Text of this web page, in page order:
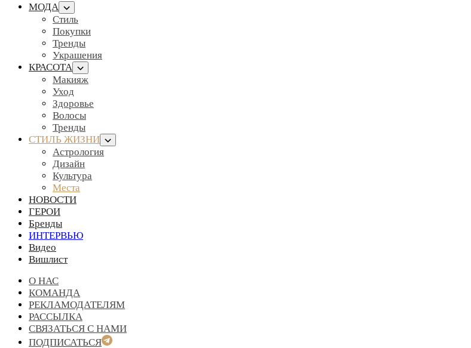
МОДА
Стиль
Покупки
Тренды
Украшения
КРАСОТА
Макияж
Уход
Здоровье
Волосы
Тренды
СТИЛЬ ЖИЗНИ
Астрология
Дизайн
Культура
Места
НОВОСТИ
ГЕРОИ
Бренды
ИНТЕРВЬЮ
Видео
Вишлист
О НАС
КОМАНДА
РЕКЛАМОДАТЕЛЯМ
РАССЫЛКА
СВЯЗАТЬСЯ С НАМИ
ПОДПИСАТЬСЯ